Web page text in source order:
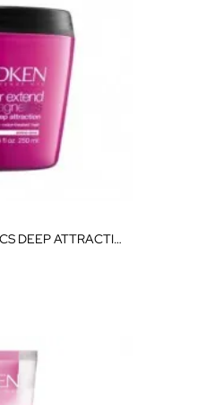
COLOR EXTEND MAGNETICS DEEP ATTRACTION MASK 250ML